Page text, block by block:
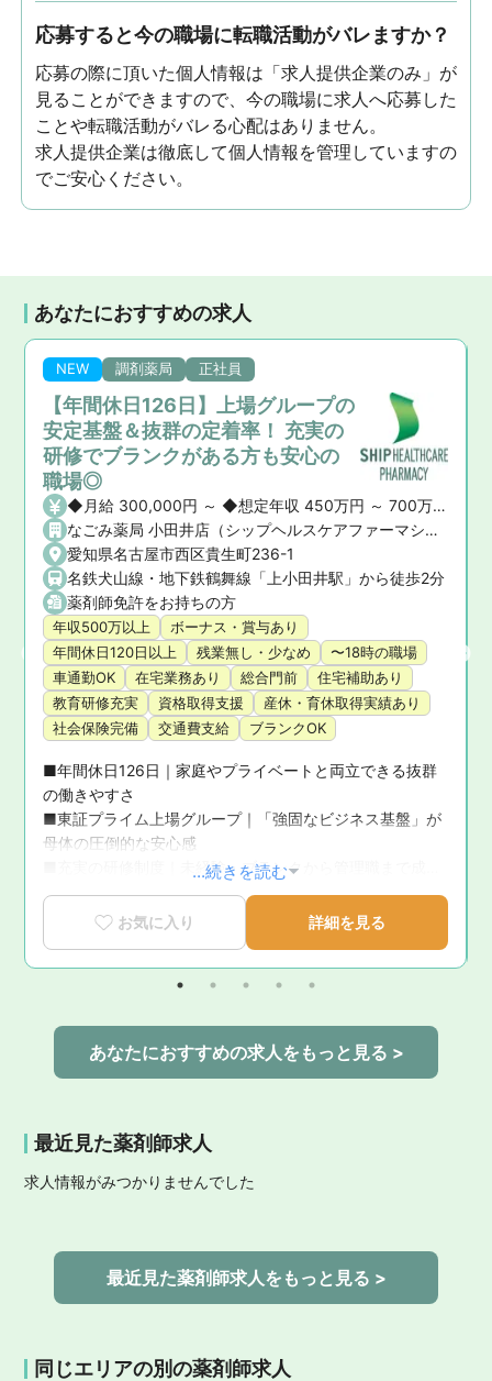
応募すると今の職場に転職活動がバレますか？
応募の際に頂いた個人情報は「求人提供企業のみ」が
見ることができますので、今の職場に求人へ応募した
ことや転職活動がバレる心配はありません。
求人提供企業は徹底して個人情報を管理していますの
でご安心ください。
あなたにおすすめの求人
NEW 調剤薬局 正社員
【年間休日126日】上場グループの
安定基盤＆抜群の定着率！ 充実の
研修でブランクがある方も安心の
職場◎
◆月給 300,000円 ～ ◆想定年収 450万円 ～ 700万円 ※ご経験や前職の給与を考慮の上、決定いたします。 ◆昇給・賞与 ・昇給： あり ・賞与： あり（年2回）
なごみ薬局 小田井店（シップヘルスケアファーマシー株式会社）
愛知県名古屋市西区貴生町236-1
名鉄犬山線・地下鉄鶴舞線「上小田井駅」から徒歩2分
薬剤師免許をお持ちの方
年収500万以上
ボーナス・賞与あり
年間休日120日以上
残業無し・少なめ
〜18時の職場
車通勤OK
在宅業務あり 総合門前
住宅補助あり
教育研修充実
資格取得支援
産休・育休取得実績あり
社会保険完備
交通費支給 ブランクOK
■年間休日126日｜家庭やプライベートと両立できる抜群
の働きやすさ
■東証プライム上場グループ｜「強固なビジネス基盤」が
母体の圧倒的な安心感
■充実の研修制度｜未経験・ブランクから管理職まで成長
を徹底サポート
■育休復帰率100％！｜ライフステージの変化に寄り添う
手厚いサポート体制
■新卒3年定着率95.5％｜「社員が転職活動をしなくてい
い環境」を追求した実績
...続きを読む
お気に入り 詳細を見る
あなたにおすすめの求人をもっと見る >
最近見た薬剤師求人
求人情報がみつかりませんでした
最近見た薬剤師求人をもっと見る >
同じエリアの別の薬剤師求人